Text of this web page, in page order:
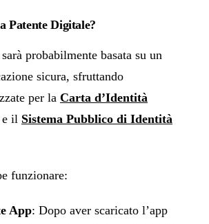
Patente Digitale?
probabilmente basata su un
sicura, sfruttando
per la Carta d’Identità
e il Sistema Pubblico di Identità
funzionare:
App: Dopo aver scaricato l’app